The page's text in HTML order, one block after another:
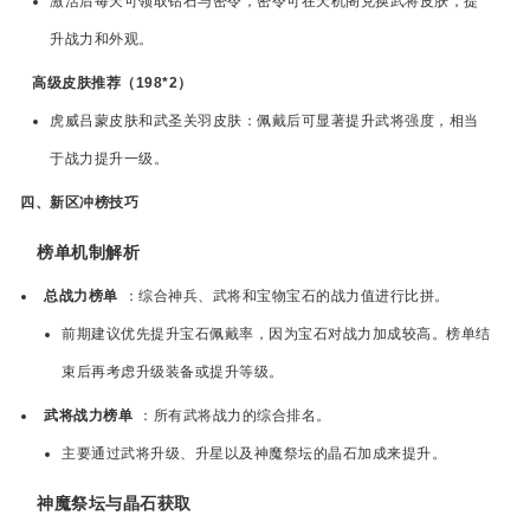
升战力和外观。
高级皮肤推荐（198*2）
虎威吕蒙皮肤和武圣关羽皮肤：佩戴后可显著提升武将强度，相当
于战力提升一级。
四、新区冲榜技巧
榜单机制解析
总战力榜单 ：综合神兵、武将和宝物宝石的战力值进行比拼。
前期建议优先提升宝石佩戴率，因为宝石对战力加成较高。榜单结
束后再考虑升级装备或提升等级。
武将战力榜单 ：所有武将战力的综合排名。
主要通过武将升级、升星以及神魔祭坛的晶石加成来提升。
神魔祭坛与晶石获取